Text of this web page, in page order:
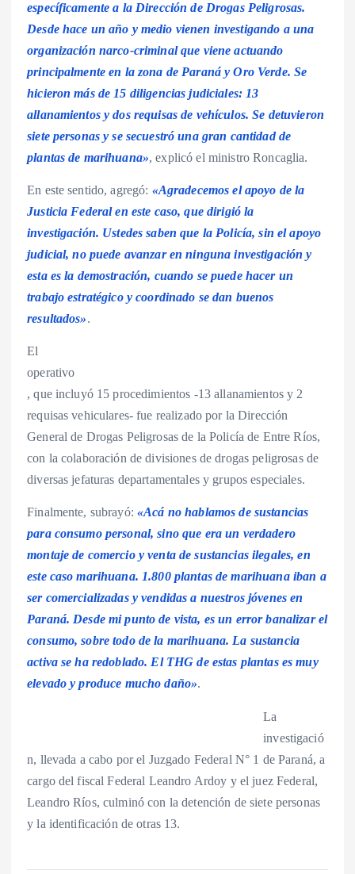
específicamente a la Dirección de Drogas Peligrosas.
Desde hace un año y medio vienen investigando a una
organización narco-criminal que viene actuando
principalmente en la zona de Paraná y Oro Verde. Se
hicieron más de 15 diligencias judiciales: 13
allanamientos y dos requisas de vehículos. Se detuvieron
siete personas y se secuestró una gran cantidad de
plantas de marihuana», explicó el ministro Roncaglia.
En este sentido, agregó: «Agradecemos el apoyo de la
Justicia Federal en este caso, que dirigió la
investigación. Ustedes saben que la Policía, sin el apoyo
judicial, no puede avanzar en ninguna investigación y
esta es la demostración, cuando se puede hacer un
trabajo estratégico y coordinado se dan buenos
resultados».
El
operativo
, que incluyó 15 procedimientos -13 allanamientos y 2
requisas vehiculares- fue realizado por la Dirección
General de Drogas Peligrosas de la Policía de Entre Ríos,
con la colaboración de divisiones de drogas peligrosas de
diversas jefaturas departamentales y grupos especiales.
Finalmente, subrayó:«Acá no hablamos de sustancias
para consumo personal, sino que era un verdadero
montaje de comercio y venta de sustancias ilegales, en
este caso marihuana. 1.800 plantas de marihuana iban a
ser comercializadas y vendidas a nuestros jóvenes en
Paraná. Desde mi punto de vista, es un error banalizar el
consumo, sobre todo de la marihuana. La sustancia
activa se ha redoblado. El THG de estas plantas es muy
elevado y produce mucho daño».
La
investigació
n, llevada a cabo por el Juzgado Federal N° 1 de Paraná, a
cargo del fiscal Federal Leandro Ardoy y el juez Federal,
Leandro Ríos, culminó con la detención de siete personas
y la identificación de otras 13.